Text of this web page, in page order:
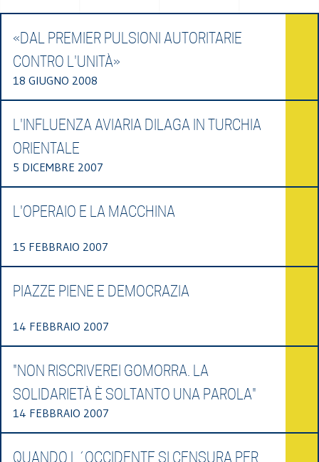
«DAL PREMIER PULSIONI AUTORITARIE
CONTRO L'UNITÀ»
18 GIUGNO 2008
L'INFLUENZA AVIARIA DILAGA IN TURCHIA
ORIENTALE
5 DICEMBRE 2007
L'OPERAIO E LA MACCHINA
15 FEBBRAIO 2007
PIAZZE PIENE E DEMOCRAZIA
14 FEBBRAIO 2007
"NON RISCRIVEREI GOMORRA. LA
SOLIDARIETÀ È SOLTANTO UNA PAROLA"
14 FEBBRAIO 2007
QUANDO L´OCCIDENTE SI CENSURA PER